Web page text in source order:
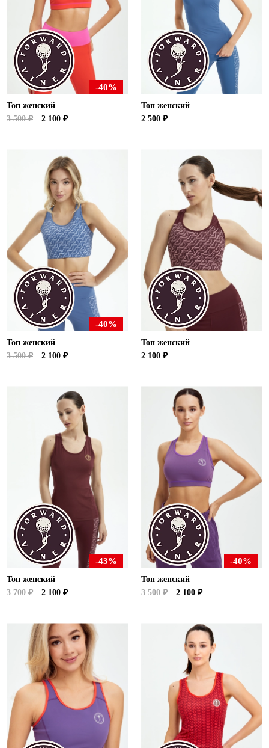
Новосибирская область (3)
Омская область (5)
Республика Башкортостан (3)
Республика Крым (1)
Республика Татарстан (2)
Ростовская область (2)
Самарская область (1)
Северная Осетия (2)
Смоленская область (1)
Ставропольский край (5)
Томская область (1)
Тульская область (1)
Тюменская область (3)
Хакасия (1)
Ханты-Мансийский автономный округ (3)
Челябинская область (2)
Ямало-Ненецкий автономный округ (1)
Ярославская область (1)
-40%
Топ женский
3 500 ₽
2 100 ₽
Топ женский
2 500 ₽
-40%
Топ женский
3 500 ₽
2 100 ₽
Топ женский
2 100 ₽
-43%
Топ женский
3 700 ₽
2 100 ₽
-40%
Топ женский
3 500 ₽
2 100 ₽